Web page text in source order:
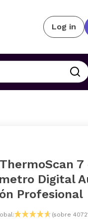
Log in
7
Digital
Profesional
(sobre